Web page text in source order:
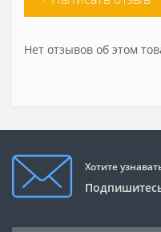
Нет отзывов об этом
Хотите